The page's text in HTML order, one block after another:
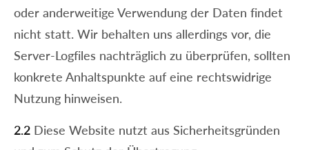
oder anderweitige Verwendung der Daten findet
nicht statt. Wir behalten uns allerdings vor, die
Server-Logfiles nachträglich zu überprüfen, sollten
konkrete Anhaltspunkte auf eine rechtswidrige
Nutzung hinweisen.
2.2 Diese Website nutzt aus Sicherheitsgründen